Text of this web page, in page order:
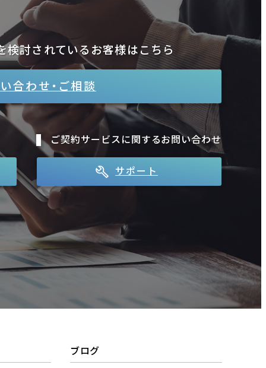
検討されているお客様はこちら
合わせ・ご相談
ご契約サービスに関するお問い合わせ
サポート
ブログ